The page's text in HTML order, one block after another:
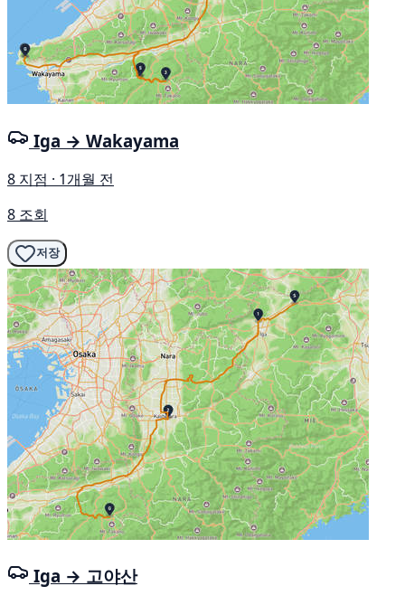
Iga → Wakayama
8 지점 · 1개월 전
8 조회
저장
Iga → 고야산